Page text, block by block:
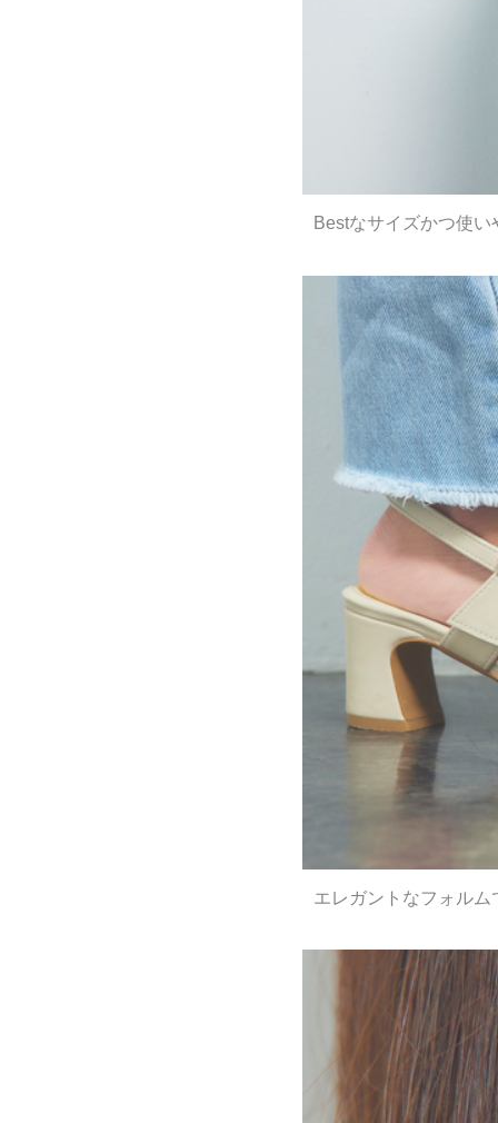
Bestなサイズかつ使
エレガントなフォル